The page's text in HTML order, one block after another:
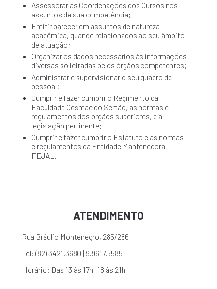
Assessorar as Coordenações dos Cursos nos
assuntos de sua competência;
Emitir parecer em assuntos de natureza
acadêmica, quando relacionados ao seu âmbito
de atuação;
Organizar os dados necessários às informações
diversas solicitadas pelos órgãos competentes;
Administrar e supervisionar o seu quadro de
pessoal;
Cumprir e fazer cumprir o Regimento da
Faculdade Cesmac do Sertão, as normas e
regulamentos dos órgãos superiores, e a
legislação pertinente;
Cumprir e fazer cumprir o Estatuto e as normas
e regulamentos da Entidade Mantenedora –
FEJAL.
ATENDIMENTO
Rua Bráulio Montenegro, 285/286
Tel: (82) 3421.3680 | 9.9617.5585
Horário: Das 13 às 17h | 18 às 21h